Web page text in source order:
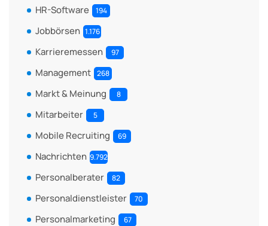
HR-Software 194
Jobbörsen 1.176
Karrieremessen 97
Management 268
Markt & Meinung 8
Mitarbeiter 5
Mobile Recruiting 69
Nachrichten 9.792
Personalberater 82
Personaldienstleister 70
Personalmarketing 67